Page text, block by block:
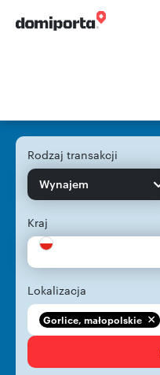
Rodzaj transakcji
Wynajem
Kraj
Lokalizacja
Gorlice, małopolskie